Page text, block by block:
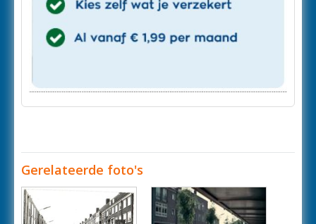
Gerelateerde foto's